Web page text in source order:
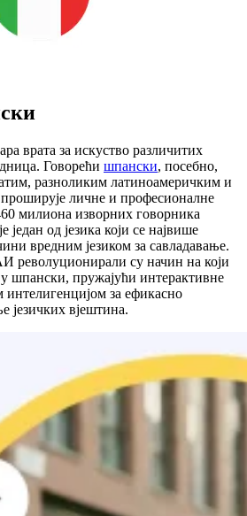
врата за искуство различитих
Говорећи шпански, посебно,
разноликим латиноамеричким и
личне и професионалне
милиона изворних говорника
је један од језика који се највише
вредним језиком за савладавање.
револуционирали су начин на који
шпански, пружајући интерактивне
интелигенцијом за ефикасно
језичких вјештина.